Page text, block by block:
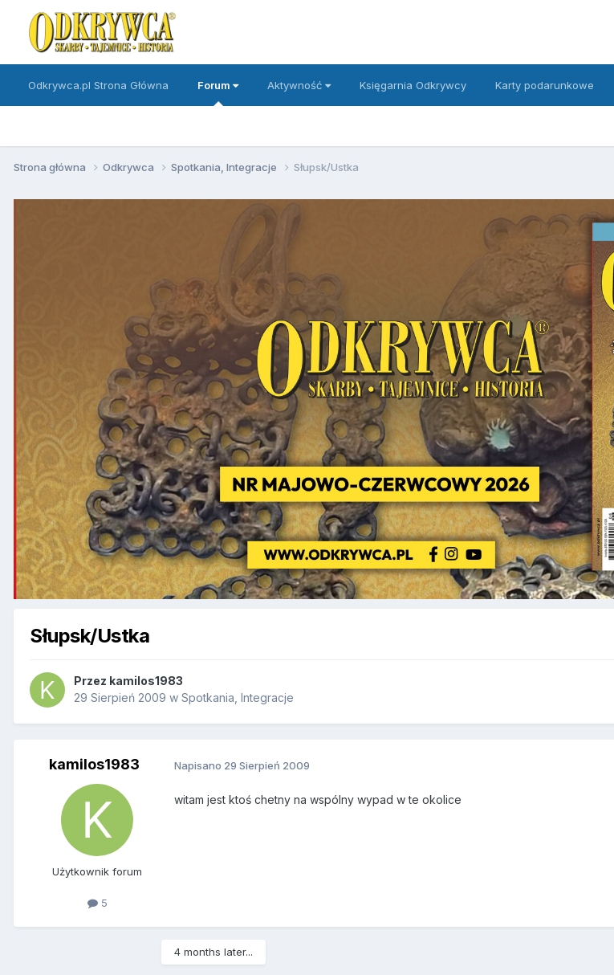
Odkrywca.pl Strona Główna Forum Aktywność Księgarnia Odkrywcy Karty podarunkowe
Strona główna Odkrywca Spotkania, Integracje Słupsk/Ustka
Słupsk/Ustka
Przez kamilos1983
29 Sierpień 2009 w Spotkania, Integracje
kamilos1983
Użytkownik forum
5
Napisano 29 Sierpień 2009
witam jest ktoś chetny na wspólny wypad w te okolice
4 months later...